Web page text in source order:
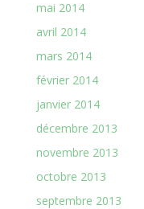
mai 2014
avril 2014
mars 2014
février 2014
janvier 2014
décembre 2013
novembre 2013
octobre 2013
septembre 2013